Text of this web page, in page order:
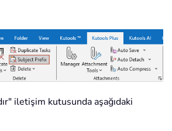
iletişim kutusunda aşağıdaki